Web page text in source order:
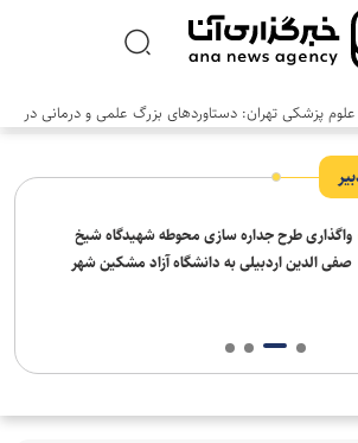
پزشکی تهران: دستاوردهای بزرگ علمی و درمانی در
واگذاری طرح جداره سازی محوطه شهیدگاه شیخ
صفی الدین اردبیلی به دانشگاه آزاد مشکین شهر